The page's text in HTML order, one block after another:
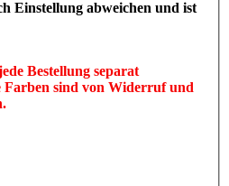
Einstellung abweichen und ist
Bestellung separat
Farben sind von Widerruf und